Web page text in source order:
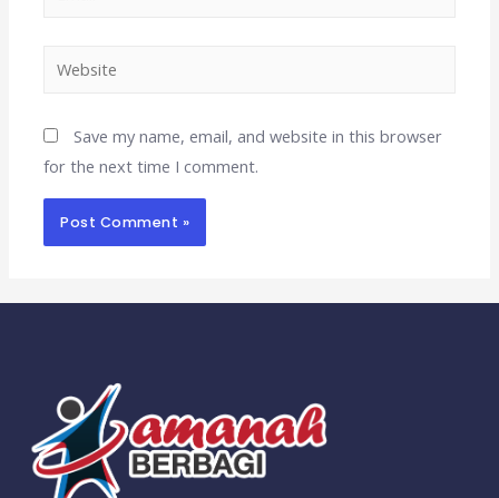
Save my name, email, and website in this browser
for the next time I comment.